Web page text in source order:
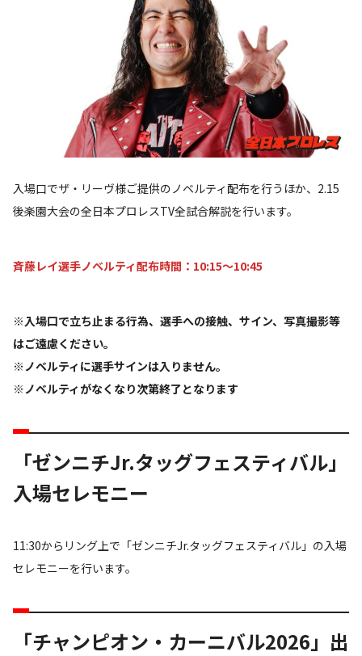
入場口でザ・リーヴ様ご提供のノベルティ配布を行うほか、2.15
後楽園大会の全日本プロレスTV全試合解説を行います。
斉藤レイ選手ノベルティ配布時間：10:15～10:45
※入場口で立ち止まる行為、選手への接触、サイン、写真撮影等
はご遠慮ください。
※ノベルティに選手サインは入りません。
※ノベルティがなくなり次第終了となります
「ゼンニチJr.タッグフェスティバル」
入場セレモニー
11:30からリング上で「ゼンニチJr.タッグフェスティバル」の入場
セレモニーを行います。
「チャンピオン・カーニバル2026」出